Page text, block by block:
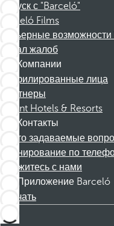
Отпуск с "Barceló"
Barceló Films
Карьерные
Канал жалоб
Компании
Аффилированные лица
Партнеры
Dorint Hotels & Resorts
Контакты
Часто задаваемые
Бронирование по
Свяжитесь с нами
Приложение Barceló
Скачать